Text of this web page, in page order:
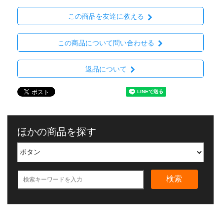
この商品を友達に教える
この商品について問い合わせる
返品について
ほかの商品を探す
検索